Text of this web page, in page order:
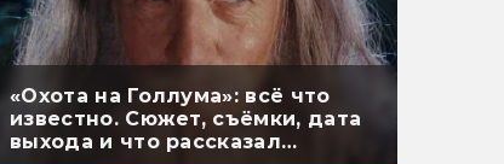
«Охота на Голлума»: всё что
известно. Сюжет, съёмки, дата
выхода и что рассказал